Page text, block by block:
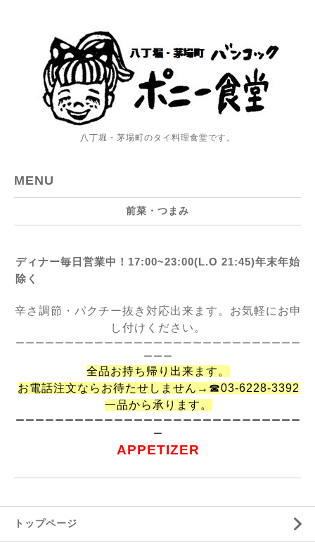
八丁堀・茅場町のタイ料理食堂です。
MENU
前菜・つまみ
ディナー毎日営業中！17:00~23:00(L.O 21:45)年末年始
除く
辛さ調節・パクチー抜き対応出来ます。お気軽にお申
し付けください。
ーーーーーーーーーーーーーーーーーーーーーーーーーーーーー
ーーー
全品お持ち帰り出来ます。
お電話注文ならお待たせしません→☎03-6228-3392
一品から承ります。
ーーーーーーーーーーーーーーーーーーーーーーーーーーーーー
ー
APPETIZER
トップページ